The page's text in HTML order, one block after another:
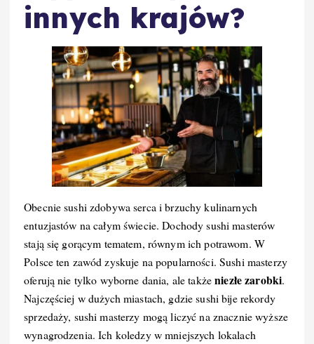
innych krajów?
Obecnie sushi zdobywa serca i brzuchy kulinarnych
entuzjastów na całym świecie. Dochody sushi masterów
stają się gorącym tematem, równym ich potrawom. W
Polsce ten zawód zyskuje na popularności. Sushi masterzy
oferują nie tylko wyborne dania, ale takżeniezłe zarobki.
Najczęściej w dużych miastach, gdzie sushi bije rekordy
sprzedaży, sushi masterzy mogą liczyć na znacznie wyższe
wynagrodzenia. Ich koledzy w mniejszych lokalach